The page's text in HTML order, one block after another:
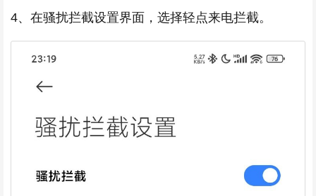
4、在骚扰拦截设置界面，选择轻点来电拦截。